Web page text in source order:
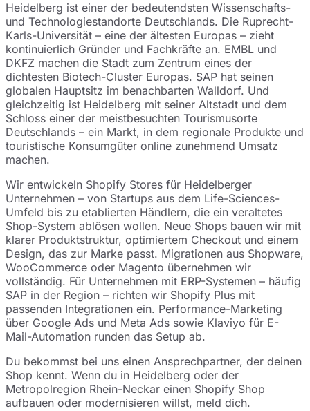
Heidelberg ist einer der bedeutendsten Wissenschafts-
und Technologiestandorte Deutschlands. Die Ruprecht-
Karls-Universität – eine der ältesten Europas – zieht
kontinuierlich Gründer und Fachkräfte an. EMBL und
DKFZ machen die Stadt zum Zentrum eines der
dichtesten Biotech-Cluster Europas. SAP hat seinen
globalen Hauptsitz im benachbarten Walldorf. Und
gleichzeitig ist Heidelberg mit seiner Altstadt und dem
Schloss einer der meistbesuchten Tourismusorte
Deutschlands – ein Markt, in dem regionale Produkte und
touristische Konsumgüter online zunehmend Umsatz
machen.
Wir entwickeln Shopify Stores für Heidelberger
Unternehmen – von Startups aus dem Life-Sciences-
Umfeld bis zu etablierten Händlern, die ein veraltetes
Shop-System ablösen wollen. Neue Shops bauen wir mit
klarer Produktstruktur, optimiertem Checkout und einem
Design, das zur Marke passt. Migrationen aus Shopware,
WooCommerce oder Magento übernehmen wir
vollständig. Für Unternehmen mit ERP-Systemen – häufig
SAP in der Region – richten wir Shopify Plus mit
passenden Integrationen ein. Performance-Marketing
über Google Ads und Meta Ads sowie Klaviyo für E-
Mail-Automation runden das Setup ab.
Du bekommst bei uns einen Ansprechpartner, der deinen
Shop kennt. Wenn du in Heidelberg oder der
Metropolregion Rhein-Neckar einen Shopify Shop
aufbauen oder modernisieren willst, meld dich.